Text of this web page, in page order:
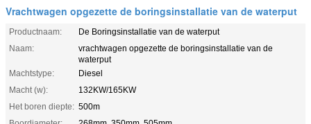
Vrachtwagen opgezette de boringsinstallatie van de waterput
Productnaam:
De Boringsinstallatie van de waterput
Naam:
vrachtwagen opgezette de boringsinstallatie van de
waterput
Machtstype:
Diesel
Macht (w):
132KW/165KW
Het boren diepte: 500m